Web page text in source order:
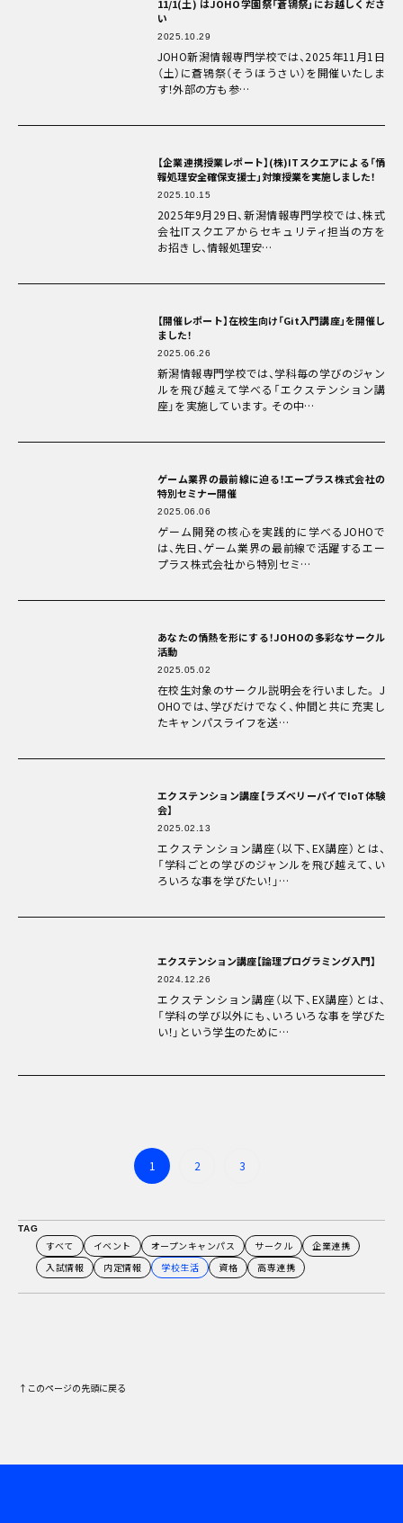
11/1(土) はJOHO学園祭「蒼鴇祭」にお越しくださ
い
2025.10.29
JOHO新潟情報専門学校では、2025年11月1日
（土）に蒼鴇祭（そうほうさい）を開催いたしま
す！外部の方も参…
【企業連携授業レポート】(株)ITスクエアによる「情
報処理安全確保支援士」対策授業を実施しました！
2025.10.15
2025年9月29日、新潟情報専門学校では、株式
会社ITスクエアからセキュリティ担当の方を
お招きし、情報処理安…
【開催レポート】在校生向け「Git入門講座」を開催し
ました！
2025.06.26
新潟情報専門学校では、学科毎の学びのジャン
ルを飛び越えて学べる「エクステンション講
座」を実施しています。その中…
ゲーム業界の最前線に迫る！エープラス株式会社の
特別セミナー開催
2025.06.06
ゲーム開発の核心を実践的に学べるJOHOで
は、先日、ゲーム業界の最前線で活躍するエー
プラス株式会社から特別セミ…
あなたの情熱を形にする！JOHOの多彩なサークル
活動
2025.05.02
在校生対象のサークル説明会を行いました。 J
OHOでは、学びだけでなく、仲間と共に充実し
たキャンパスライフを送…
エクステンション講座【ラズベリーパイでIoT体験
会】
2025.02.13
エクステンション講座（以下、EX講座）とは、
「学科ごとの学びのジャンルを飛び越えて、い
ろいろな事を学びたい！」…
エクステンション講座【論理プログラミング入門】
2024.12.26
エクステンション講座（以下、EX講座）とは、
「学科の学び以外にも、いろいろな事を学びた
い！」という学生のために…
1 2 3
すべて イベント オープンキャンパス サークル
企業連携
入試情報
内定情報 学校生活 資格 高専連携
↑このページの先頭に戻る